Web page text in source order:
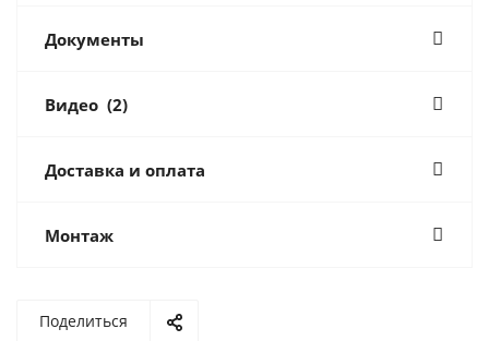
Документы
Видео (2)
Доставка и оплата
Монтаж
Поделиться